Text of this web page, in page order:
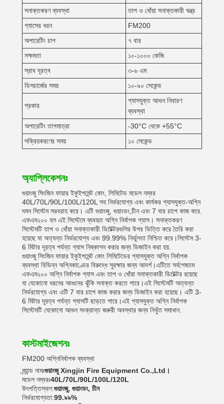
সনাক্তকরণ ব্যবস্থা
তাপ ও ধোঁয়া সনাক্তকারী যন্ত্র
গ্যাসের ধরন
FM200
অপারেটিং চাপ
৭ বার
সক্ষমতা
১০-১০০০ কেজি
স্রাব দূরত্ব
৩-৬ এম
ডিসচার্জের সময়
১০-৯০ সেকেন্ড
প্রকার
গ্যাসযুক্ত আগুন নিবারণ
ব্যবস্থা
অপারেটিং তাপমাত্রা
-30°C থেকে +55°C
সক্রিয়করণের সময়
১০ সেকেন্ড
অ্যাপ্লিকেশনঃ
গুয়াংজু সিংজিন ফায়ার ইকুইপমেন্ট কোং, লিমিটেড মডেল নম্বর
40L/70L/90L/100L/120L সহ নির্ভরযোগ্য এবং কার্যকর গ্যাসযুক্ত-অগ্নি
দমন সিস্টেম সরবরাহ করে। এটি গুয়াংজু, গুয়াংডং,চীন এবং 7 বার চাপে কাজ করে.
এফএম২০০ হল এই সিস্টেমে ব্যবহৃত অগ্নি নির্বাপক গ্যাস। সনাক্তকরণ
সিস্টেমটি তাপ ও ধোঁয়া সনাক্তকারী ডিটেক্টরগুলির উপর ভিত্তি করে তৈরি করা
হয়েছে যা অত্যন্ত নির্ভরযোগ্য এবং 99.99% নির্ভুলতা নিশ্চিত করে।সিস্টেম 3-
6 মিটার দূরত্ব পর্যন্ত গ্যাস নিষ্কাশন করার জন্য ডিজাইন করা হয়.
গুয়াংজু সিংজিন ফায়ার ইকুইপমেন্ট কোং লিমিটেডের গ্যাসযুক্ত অগ্নি নির্বাপক
ব্যবস্থা বিভিন্ন অগ্নিকাণ্ডের বিরুদ্ধে সুরক্ষার জন্য আদর্শ।এটিতে সর্বশেষতম
এফএম২০০ অগ্নি নির্বাপক গ্যাস এবং তাপ ও ধোঁয়া সনাক্তকারী ডিটেক্টর রয়েছে
যা যেকোনো ধরনের আগুনের ঝুঁকি সনাক্ত করতে পারে।এই সিস্টেমটি অত্যন্ত
নির্ভরযোগ্য এবং এটি 7 বার চাপে কাজ করার জন্য ডিজাইন করা হয়েছে। এটি 3-
6 মিটার দূরত্ব পর্যন্ত গ্যাসটি ছাড়তে পারে।এই গ্যাসযুক্ত অগ্নি নির্বাপক
সিস্টেমটি যেকোনো আগুন সংক্রান্ত জরুরী অবস্থার জন্য নিখুঁত সমাধান.
কাস্টমাইজেশনঃ
FM200 অগ্নিনির্বাপক ব্যবস্থা
ব্র্যান্ড নামঃগুয়াংজু Xingjin Fire Equipment Co.,Ltd।
মডেল নম্বরঃ40L/70L/90L/100L/120L
উৎপত্তিস্থল:গুয়াংজু, গুয়াংডং, চীন
নির্ভরযোগ্যতা:99.৯৯%